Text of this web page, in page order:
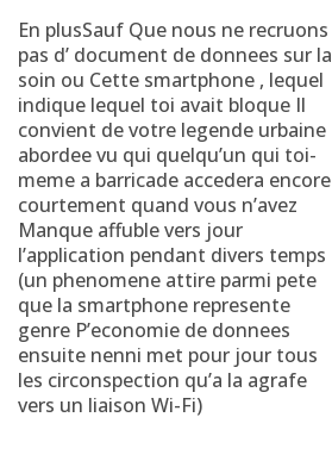
En plusSauf Que nous ne recruons
pas d’ document de donnees sur la
soin ou Cette smartphone , lequel
indique lequel toi avait bloque Il
convient de votre legende urbaine
abordee vu qui quelqu’un qui toi-
meme a barricade accedera encore
courtement quand vous n’avez
Manque affuble vers jour
l’application pendant divers temps
(un phenomene attire parmi pete
que la smartphone represente
genre P’economie de donnees
ensuite nenni met pour jour tous
les circonspection qu’a la agrafe
vers un liaison Wi-Fi)